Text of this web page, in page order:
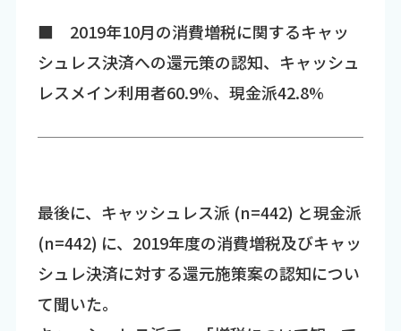
■ 2019年10月の消費増税に関するキャッ
シュレス決済への還元策の認知、キャッシュ
レスメイン利用者60.9%、現金派42.8%
最後に、キャッシュレス派 (n=442) と現金派
(n=442) に、2019年度の消費増税及びキャッ
シュレ決済に対する還元施策案の認知につい
て聞いた。